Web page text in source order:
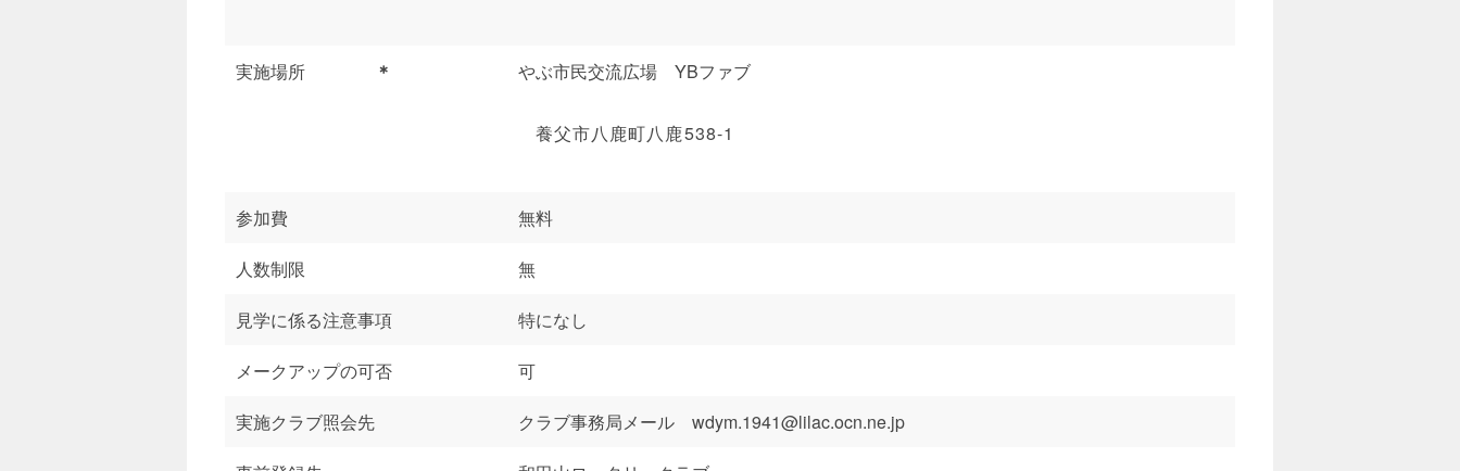
実施場所 ＊ やぶ市民交流広場 YBファブ
養父市八鹿町八鹿538-1
参加費 無料
人数制限 無
見学に係る注意事項 特になし
メークアップの可否 可
実施クラブ照会先 クラブ事務局メール wdym.1941@lilac.ocn.ne.jp